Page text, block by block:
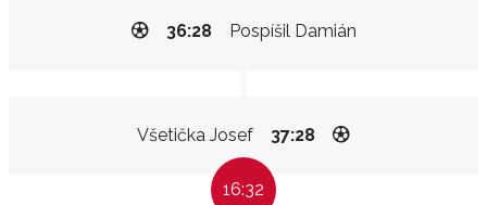
Pospíšil Damián
36:28
Všetička Josef 37:28
16:32